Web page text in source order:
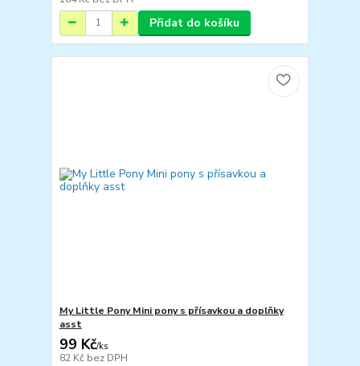
Přidat do košíku
My Little Pony Mini pony s přísavkou a doplňky
asst
99 Kč/ks
82 Kč bez DPH